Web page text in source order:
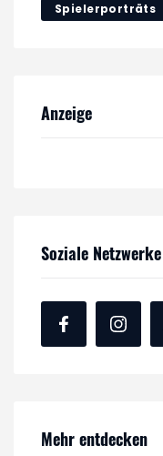
Spielerporträts
Anzeige
Soziale Netzwerke
Mehr entdecken